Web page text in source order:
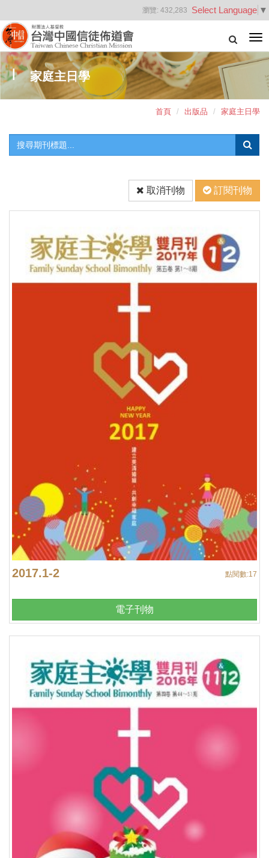
Select Language ▼
瀏覽: 432,283
家庭主日學
首頁 出版品 家庭主日學
取消刊物 訂閱刊物
2017.1-2 點閱數:17
電子刊物